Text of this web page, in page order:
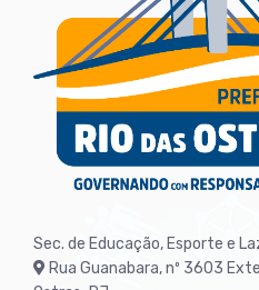
Sec. de Educação, Esporte e
Rua Guanabara, nº 3603